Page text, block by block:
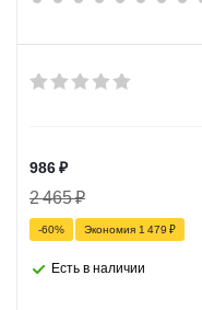
986₽
2 465₽
-60% Экономия 1 479 ₽
Есть в наличии